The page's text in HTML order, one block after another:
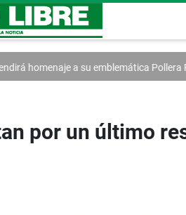
a su emblemática Pollera Picarona
por un último